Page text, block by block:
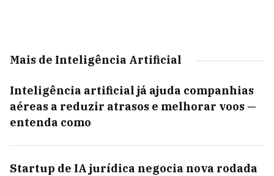
Mais de Inteligência Artificial
Inteligência artificial já ajuda companhias
aéreas a reduzir atrasos e melhorar voos —
entenda como
Startup de IA jurídica negocia nova rodada